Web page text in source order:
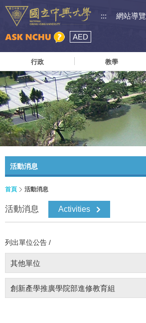
::: 網站導覽
AED
行政 教學
活動消息
首頁 活動消息
活動消息 Activities
列出單位公告 /
其他單位
創新產學推廣學院部進修教育組